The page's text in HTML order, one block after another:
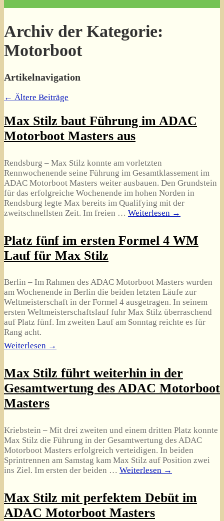
Archiv der Kategorie:
Motorboot
Artikelnavigation
← Ältere Beiträge
Max Stilz baut Führung im ADAC
Motorboot Masters aus
Rendsburg – Max Stilz konnte am vorletzten
Rennwochenende seine Führung im Gesamtklassement im
ADAC Motorboot Masters weiter ausbauen. Den Grundstein
für das erfolgreiche Wochenende im hohen Norden in
Rendsburg legte Max bereits im Qualifying mit der
zweitschnellsten Zeit. Im freien … Weiterlesen →
Platz fünf im ersten Formel 4 WM
Lauf für Max Stilz
Berlin – Im Rahmen des ADAC Motorboot Masters wurden
am Wochenende in Berlin die beiden letzten Läufe zur
Weltmeisterschaft in der Formel 4 ausgetragen. In seinem
ersten Weltmeisterschaftslauf fuhr Max Stilz überraschend
auf Platz fünf. Im zweiten Lauf am Sonntag reichte es für
Rang acht.
Weiterlesen →
Max Stilz führt weiterhin in der
Gesamtwertung des ADAC Motorboot
Masters
Kriebstein – Mit drei zweiten und einem dritten Platz konnte
Max Stilz die Führung in der Gesamtwertung des ADAC
Motorboot Masters erfolgreich verteidigen. In beiden
Sprintrennen am Samstag kam Max Stilz auf Position zwei
ins Ziel. Im ersten der beiden … Weiterlesen →
Max Stilz mit perfektem Debüt im
ADAC Motorboot Masters